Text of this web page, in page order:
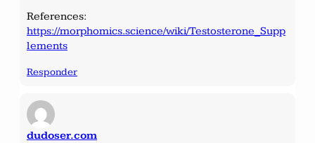
References:
https://morphomics.science/wiki/Testosterone_Supp
lements
Responder
dudoser.com